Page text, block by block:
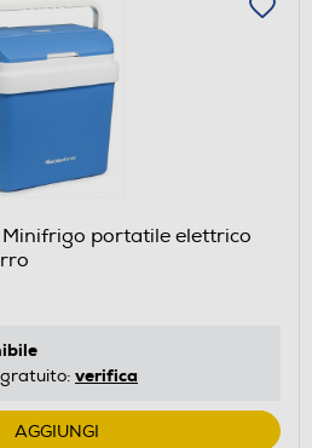
Minifrigo portatile elettrico
verifica
AGGIUNGI